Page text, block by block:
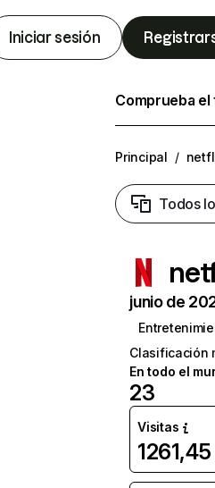
Iniciar sesión
Comprueba
Principal /
Todos
junio de
Clasificación
En todo el
23
Visitas